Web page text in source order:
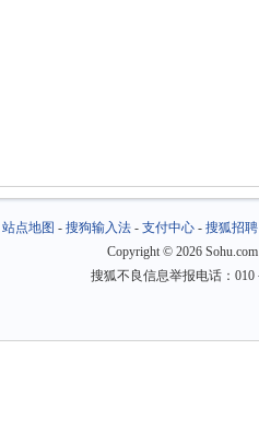
站点地图 - 搜狗输入法- 支付中心- 搜狐招聘
Copyright © 2026
搜狐不良信息举报电话：010